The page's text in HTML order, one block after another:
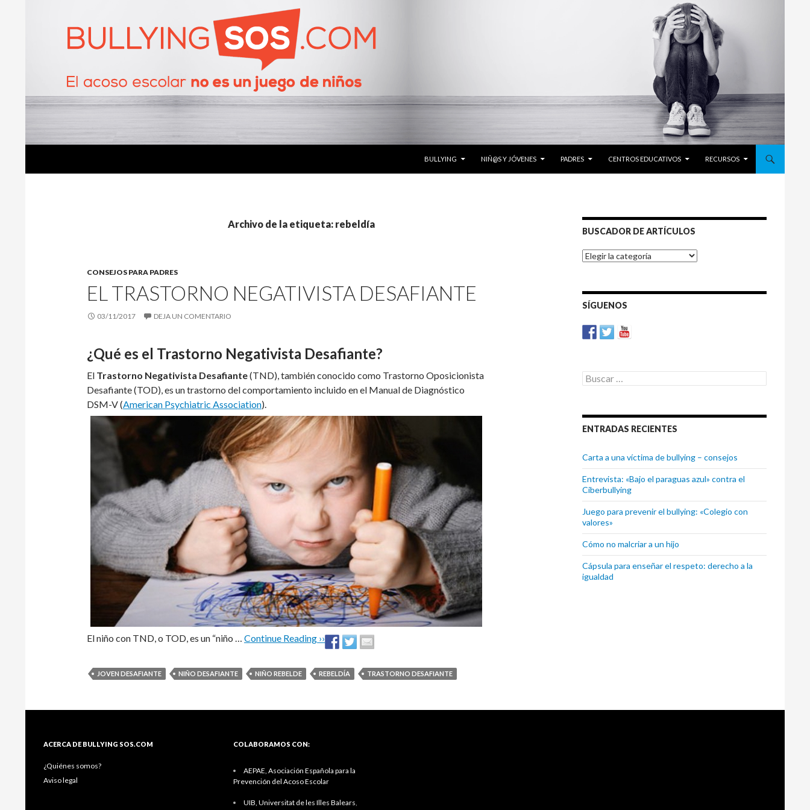
BULLYING
NIÑ@S Y JÓVENES PADRES CENTROS EDUCATIVOS RECURSOS
Archivo de la etiqueta: rebeldía
CONSEJOS PARA PADRES
EL TRASTORNO NEGATIVISTA DESAFIANTE
03/11/2017 DEJA UN COMENTARIO
¿Qué es el Trastorno Negativista Desafiante?
El Trastorno Negativista Desafiante(TND), también conocido como Trastorno Oposicionista
Desafiante (TOD), es un trastorno del comportamiento incluido en el Manual de Diagnóstico
DSM-V (American Psychiatric Association).
El niño con TND, o TOD, es un “niño … Continue Reading ››
JOVEN DESAFIANTE NIÑO DESAFIANTE NIÑO REBELDE REBELDÍA TRASTORNO DESAFIANTE
BUSCADOR DE ARTÍCULOS
BUSCADOR
DE
SÍGUENOS
Buscar:
ENTRADAS RECIENTES
Carta a una víctima de bullying – consejos
Entrevista: «Bajo el paraguas azul» contra el
Ciberbullying
Juego para prevenir el bullying: «Colegio con
valores»
Cómo no malcriar a un hijo
Cápsula para enseñar el respeto: derecho a la
igualdad
ACERCA DE BULLYING SOS.COM
¿Quiénes somos?
Aviso legal
COLABORAMOS CON:
AEPAE, Asociación Española para la
Prevención del Acoso Escolar
UIB, Universitat de les Illes Balears,